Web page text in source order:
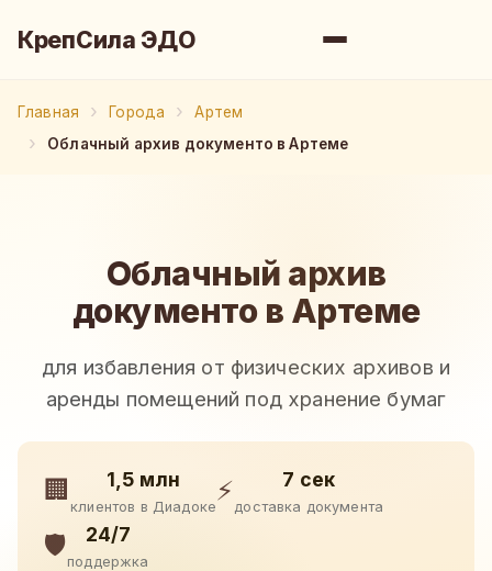
КрепСила ЭДО
Главная Города
Артем
Облачный архив документо в Артеме
Облачный архив
документо в Артеме
для избавления от физических архивов и
аренды помещений под хранение бумаг
🏢 1,5 млн
клиентов в Диадоке
⚡ 7 сек
доставка документа
🛡️ 24/7
поддержка